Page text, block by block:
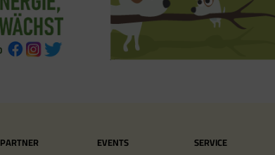
PARTNER EVENTS SERVICE